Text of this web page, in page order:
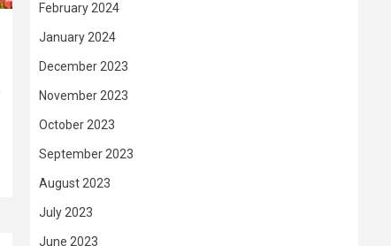
February 2024
January 2024
December 2023
November 2023
October 2023
September 2023
August 2023
July 2023
June 2023